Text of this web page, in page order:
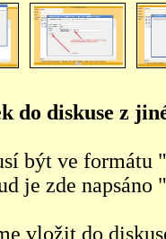
do diskuse z
být ve
je zde
vložit do